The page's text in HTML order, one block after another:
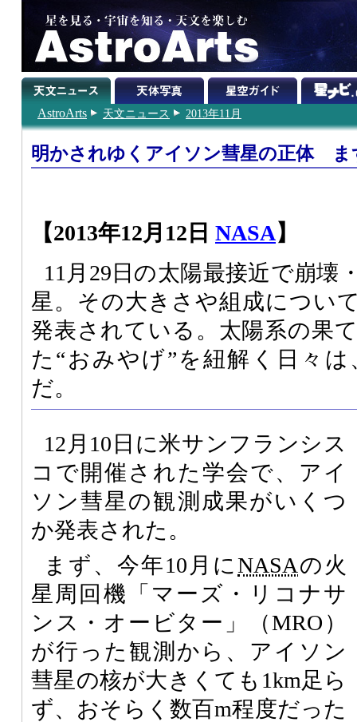
AstroArts 天文ニュース 2013年11月
明かされゆくアイソン彗星の正体 ま
【2013年12月12日 NASA】
11月29日の太陽最接近で崩壊
星。その大きさや組成につい
発表されている。太陽系の果
た“おみやげ”を紐解く日々
だ。
12月10日に米サンフランシス
コで開催された学会で、アイ
ソン彗星の観測成果がいくつ
か発表された。
まず、今年10月にNASAの火
星周回機「マーズ・リコナサ
ンス・オービター」（MRO）
が行った観測から、アイソン
彗星の核が大きくても1km足ら
ず、おそらく数百m程度だった